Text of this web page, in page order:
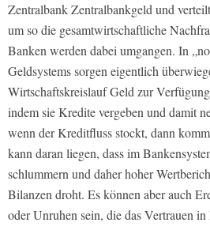
Zentralbank Zentralbankgeld und
um so die gesamtwirtschaftliche
Banken werden dabei umgangen. In
Geldsystems sorgen eigentlich
Wirtschaftskreislauf Geld zur
indem sie Kredite vergeben und damit
wenn der Kreditfluss stockt, dann
kann daran liegen, dass im
schlummern und daher hoher
Bilanzen droht. Es können aber auch
oder Unruhen sein, die das Vertrauen